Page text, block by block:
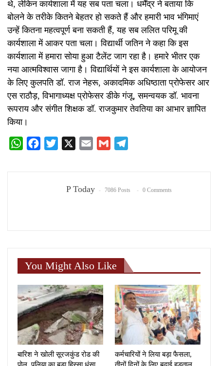
थे, लेकिन कार्यशाला में यह सब पता चला। धर्मेंद्र ने बताया कि
बोलने के तरीके कितने बेहतर हो सकते हैं और हमारी भाव भंगिमाएं
उन्हें कितना महत्वपूर्ण बना सकती हैं, यह सब ललित परिमू की
कार्यशाला में आकर पता चला। विद्यार्थी जतिन ने कहा कि इस
कार्यशाला में हमारा सोया हुआ टैलेंट जाग रहा है। हमारे भीतर एक
नया आत्मविश्वास जागा है। विद्यार्थियों ने इस कार्यशाला के आयोजन
के लिए कुलपति डॉ. राज नेहरू, अकादमिक अधिष्ठाता प्रोफेसर आर
एस राठौड़, विभागाध्यक्ष प्रोफेसर डीके गंजू, समन्वयक डॉ. भावना
रूपराय और संगीत शिक्षक डॉ. राजकुमार तेवतिया का आभार ज्ञापित
किया।
WhatsAppFacebook
Twitter Email Gmail
P Today 7086 Posts 0 Comments
You Might Also Like
बारिश ने खोली सूरजकुंड रोड की
कर्मचारियों ने लिया बड़ा फैसला,